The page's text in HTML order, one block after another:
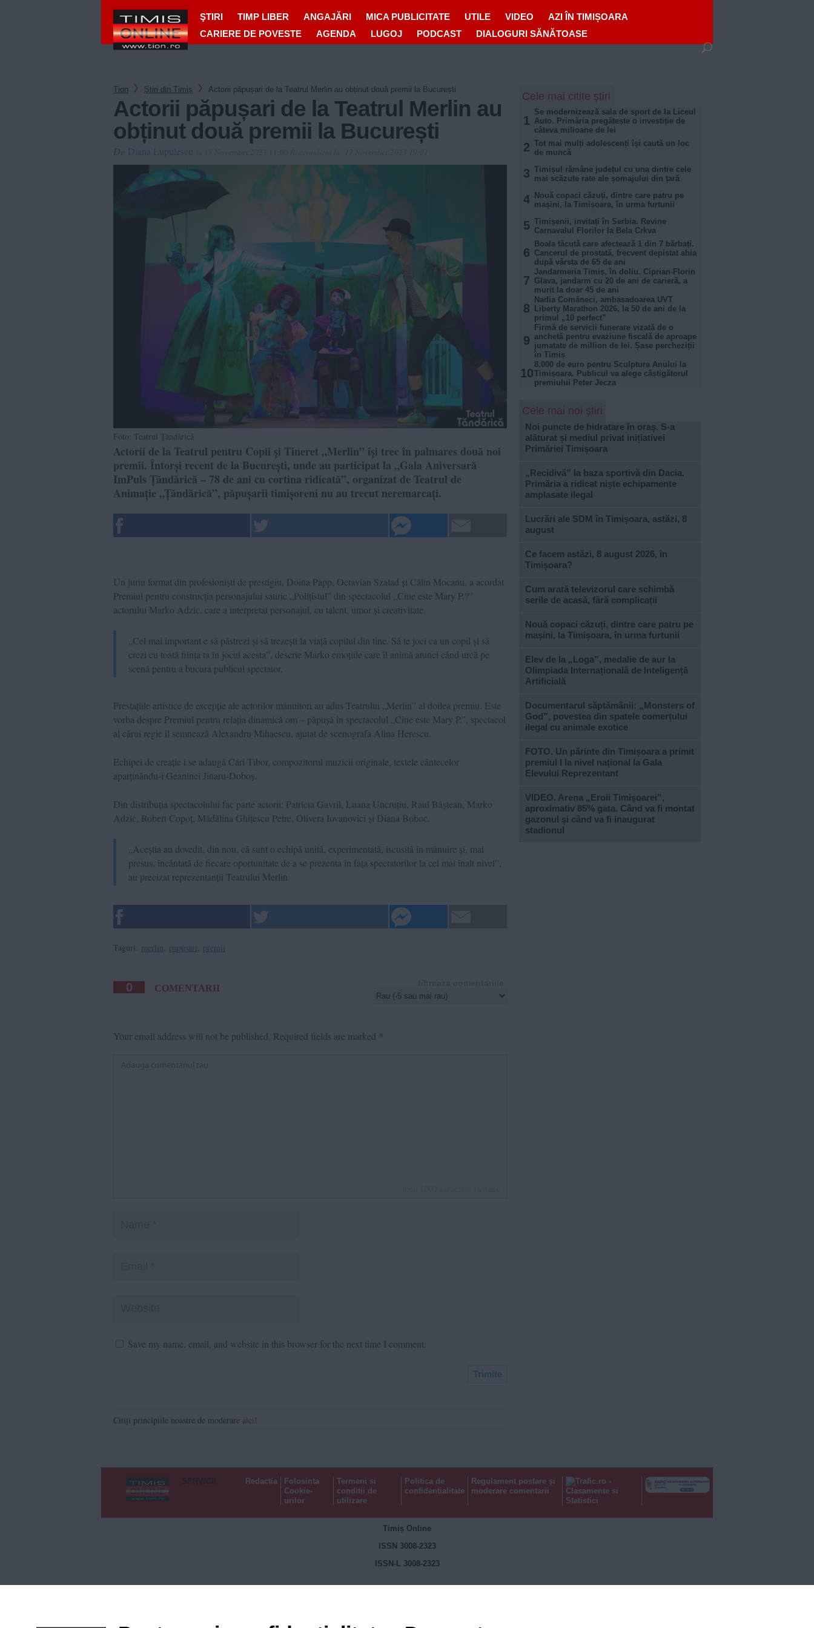
ŞTIRI TIMP LIBER ANGAJĂRI MICA PUBLICITATE UTILE VIDEO
AZI ÎN TIMIȘOARA
CARIERE DE POVESTE
AGENDA LUGOJ PODCAST DIALOGURI SĂNĂTOASE
Tion Ştiri din Timiș Actorii păpușari de la Teatrul Merlin au obținut două premii la București
Actorii păpușari de la Teatrul Merlin au
obținut două premii la București
Diana Lupulescu
Foto: Teatrul Țăndărică
Actorii de la Teatrul pentru Copii și Tineret „Merlin” își trec în palmares două noi
premii. Întorși recent de la București, unde au participat la „Gala Aniversară
ImPuls Țăndărică – 78 de ani cu cortina ridicată”, organizat de Teatrul de
Animație „Țăndărică”, păpușarii timișoreni nu au trecut neremarcați.
Un juriu format din profesioniști de prestigiu, Doina Papp, Octavian Szalad și Călin Mocanu, a acordat
Premiul pentru construcția personajului satiric „Polițistul” din spectacolul „Cine este Mary P.?”
actorului Marko Adzic, care a interpretat personajul, cu talent, umor și creativitate.
„Cel mai important e să păstrezi și să trezești la viață copilul din tine. Să te joci ca un copil și să
crezi cu toată ființa ta în jocul acesta”, descrie Marko emoțiile care îl animă atunci când urcă pe
scenă pentru a bucura publicul spectator.
Prestațiile artistice de excepție ale actorilor mânuitori au adus Teatrului „Merlin” al doilea premiu. Este
vorba despre Premiul pentru relația dinamică om – păpușă în spectacolul „Cine este Mary P.”, spectacol
al cărui regie îl semnează Alexandru Mihaescu, ajutat de scenografa Alina Herescu.
Echipei de creație i se adaugă Cári Tibor, compozitorul muzicii originale, textele cântecelor
aparținându-i Geaninei Jinaru-Doboș.
Din distribuția spectacolului fac parte actorii: Patricia Gavril, Luana Uncruțiu, Raul Băștean, Marko
Adzic, Robert Copoț, Mădălina Ghițescu Petre, Olivera Iovanovici și Diana Boboc.
„Aceștia au dovedit, din nou, că sunt o echipă unită, experimentată, iscusită în mânuire și, mai
presus, încântată de fiecare oportunitate de a se prezenta în fața spectatorilor la cel mai înalt nivel”,
au precizat reprezentanții Teatrului Merlin.
Taguri: merlin papusari premii
0 COMENTARII
Your email address will not be published. Required fields are marked *
Save my name, email, and website in this browser for the next time I comment.
Citiți principiile noastre de moderare aici!
Cele mai citite știri
1
Se modernizează sala de sport de la Liceul
Auto. Primăria pregătește o investiție de
câteva milioane de lei
2 Tot mai mulți adolescenți își caută un loc
de muncă
3 Timișul rămâne județul cu una dintre cele
mai scăzute rate ale șomajului din țară
4
Nouă copaci căzuți, dintre care patru pe
mașini, la Timișoara, în urma furtunii
5 Timișenii, invitați în Serbia. Revine
Carnavalul Florilor la Bela Crkva
6
Boala tăcută care afectează 1 din 7 bărbați.
Cancerul de prostată, frecvent depistat abia
după vârsta de 65 de ani
7
Jandarmeria Timiș, în doliu. Ciprian-Florin
Glava, jandarm cu 20 de ani de carieră, a
murit la doar 45 de ani
8
Nadia Comăneci, ambasadoarea UVT
Liberty Marathon 2026, la 50 de ani de la
primul „10 perfect”
9
Firmă de servicii funerare vizată de o
anchetă pentru evaziune fiscală de aproape
jumatate de million de lei. Șase percheziții
în Timiș
10
8.000 de euro pentru Sculptura Anului la
Timișoara. Publicul va alege câștigătorul
premiului Peter Jecza
Cele mai noi știri
Noi puncte de hidratare în oraș. S-a
alăturat și mediul privat inițiativei
Primăriei Timișoara
„Recidivă” la baza sportivă din Dacia.
Primăria a ridicat niște echipamente
amplasate ilegal
Lucrări ale SDM în Timișoara, astăzi, 8
august
Ce facem astăzi, 8 august 2026, în
Timișoara?
Cum arată televizorul care schimbă
serile de acasă, fără complicații
Nouă copaci căzuți, dintre care patru pe
mașini, la Timișoara, în urma furtunii
Elev de la „Loga”, medalie de aur la
Olimpiada Internațională de Inteligență
Artificială
Documentarul săptămânii: „Monsters of
God”, povestea din spatele comerțului
ilegal cu animale exotice
FOTO. Un părinte din Timișoara a primit
premiul I la nivel național la Gala
Elevului Reprezentant
VIDEO. Arena „Eroii Timișoarei”,
aproximativ 85% gata. Când va fi montat
gazonul și când va fi inaugurat
stadionul
SERVICII Redactia
Folosinta
Cookie-
urilor
Termeni si
conditii de
utilizare
Politica de
confidentialitate
Regulament postare și
moderare comentarii
Timiș Online
ISSN 3008-2323
ISSN-L 3008-2323